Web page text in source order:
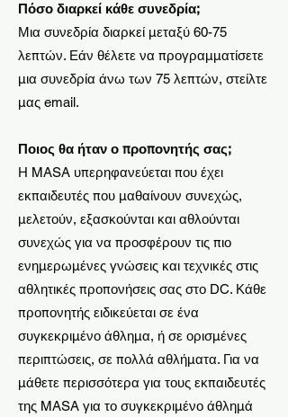
Πόσο διαρκεί κάθε συνεδρία;
Μια συνεδρία διαρκεί μεταξύ 60-75
λεπτών. Εάν θέλετε να προγραμματίσετε
μια συνεδρία άνω των 75 λεπτών, στείλτε
μας email.
Ποιος θα ήταν ο προπονητής σας;
Η MASA υπερηφανεύεται που έχει
εκπαιδευτές που μαθαίνουν συνεχώς,
μελετούν, εξασκούνται και αθλούνται
συνεχώς για να προσφέρουν τις πιο
ενημερωμένες γνώσεις και τεχνικές στις
αθλητικές προπονήσεις σας στο DC. Κάθε
προπονητής ειδικεύεται σε ένα
συγκεκριμένο άθλημα, ή σε ορισμένες
περιπτώσεις, σε πολλά αθλήματα. Για να
μάθετε περισσότερα για τους εκπαιδευτές
της MASA για το συγκεκριμένο άθλημά